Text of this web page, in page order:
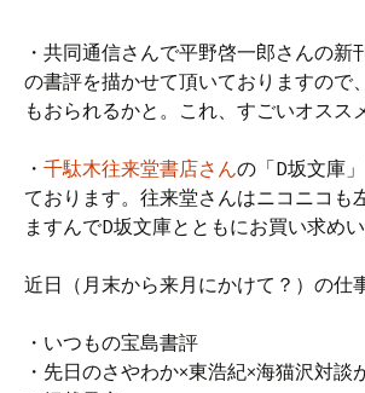
・共同通信さんで平野啓一郎さんの新
の書評を描かせて頂いておりますので
もおられるかと。これ、すごいオスス
・ 千駄木往来堂書店さんの「D坂文庫
ております。往来堂さんはニコニコも
ますんでD坂文庫とともにお買い求め
近日（月末から来月にかけて？）の仕
・いつもの宝島書評
・先日のさやわか×東浩紀×海猫沢対談